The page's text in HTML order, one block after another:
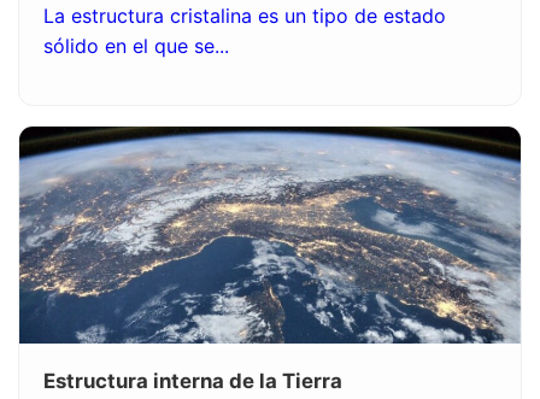
La estructura cristalina es un tipo de estado
sólido en el que se...
Estructura interna de la Tierra